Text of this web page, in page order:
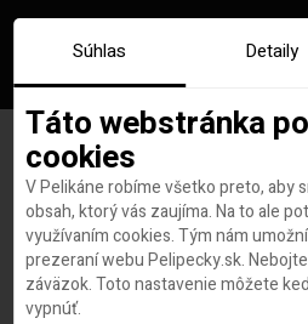
Značka:
Súhlas Detaily
Táto webstránka
cookies
V Pelikáne robíme všetko preto, aby
obsah, ktorý vás zaujíma. Na to ale
využívaním cookies. Tým nám
prezeraní webu Pelipecky.sk.
záväzok. Toto nastavenie môžete
vypnúť.